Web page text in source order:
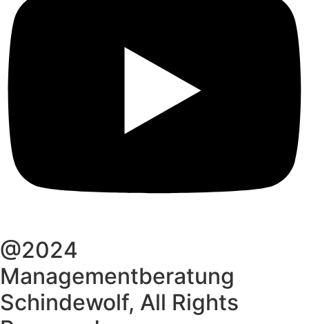
@2024
Managementberatung
Schindewolf, All Rights